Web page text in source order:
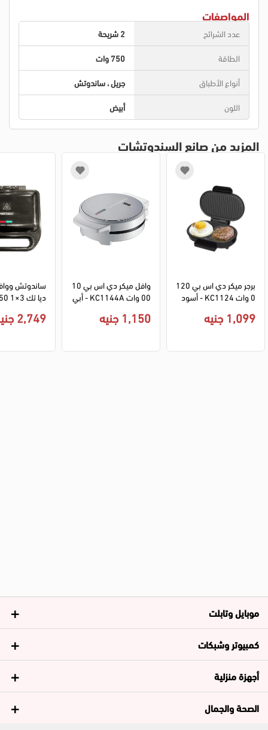
المواصفات
عدد الشرائح
2 شريحة
الطاقة
750 وات
أنواع الأطباق
جريل ، ساندوتش
اللون
أبيض
المزيد من صانع السندوتشات
برجر ميكر دي اس بي 120
0 وات KC1124 - أسود
1,099 جنيه
وافل ميكر دي اس بي 10
00 وات KC1144A - أبي
1,150 جنيه
ساندوتش
2,749 جنيه
موبايل وتابلت
كمبيوتر وشبكات
أجهزة منزلية
الصحة والجمال